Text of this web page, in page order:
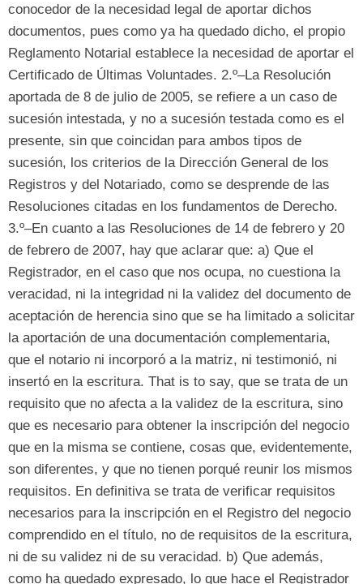
conocedor de la necesidad legal de aportar dichos
documentos, pues como ya ha quedado dicho, el propio
Reglamento Notarial establece la necesidad de aportar el
Certificado de Últimas Voluntades. 2.º–La Resolución
aportada de 8 de julio de 2005, se refiere a un caso de
sucesión intestada, y no a sucesión testada como es el
presente, sin que coincidan para ambos tipos de
sucesión, los criterios de la Dirección General de los
Registros y del Notariado, como se desprende de las
Resoluciones citadas en los fundamentos de Derecho.
3.º–En cuanto a las Resoluciones de 14 de febrero y 20
de febrero de 2007, hay que aclarar que: a) Que el
Registrador, en el caso que nos ocupa, no cuestiona la
veracidad, ni la integridad ni la validez del documento de
aceptación de herencia sino que se ha limitado a solicitar
la aportación de una documentación complementaria,
que el notario ni incorporó a la matriz, ni testimonió, ni
insertó en la escritura. That is to say, que se trata de un
requisito que no afecta a la validez de la escritura, sino
que es necesario para obtener la inscripción del negocio
que en la misma se contiene, cosas que, evidentemente,
son diferentes, y que no tienen porqué reunir los mismos
requisitos. En definitiva se trata de verificar requisitos
necesarios para la inscripción en el Registro del negocio
comprendido en el título, no de requisitos de la escritura,
ni de su validez ni de su veracidad. b) Que además,
como ha quedado expresado, lo que hace el Registrador